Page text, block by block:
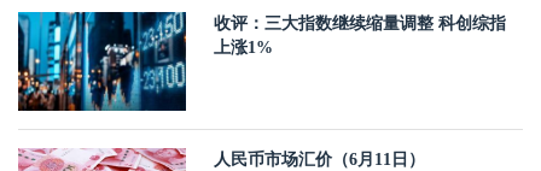
收评：三大指数继续缩量调整 科创综指
上涨1%
人民币市场汇价（6月11日）